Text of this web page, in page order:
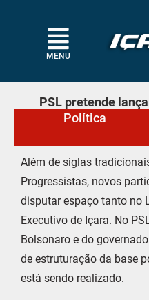
MENU
PSL pretende
Política
Além de siglas
Progressistas, novos
disputar espaço tanto no
Executivo de Içara. No
Bolsonaro e do
de estruturação da base
está sendo realizado.